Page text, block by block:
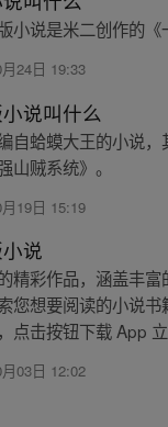
小说是米二创作的《
24日 19:33
说叫什么
自蛤蟆大王的小说
山贼系统》。
19日 15:19
说
精彩作品，涵盖丰富
您想要阅读的小说
点击按钮下载 App 立
03日 12:02